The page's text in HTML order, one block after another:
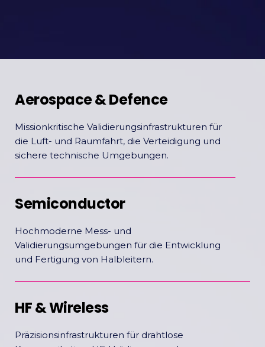
Aerospace & Defence
Missionkritische Validierungsinfrastrukturen für
die Luft- und Raumfahrt, die Verteidigung und
sichere technische Umgebungen.
Semiconductor
Hochmoderne Mess- und
Validierungsumgebungen für die Entwicklung
und Fertigung von Halbleitern.
HF & Wireless
Präzisionsinfrastrukturen für drahtlose